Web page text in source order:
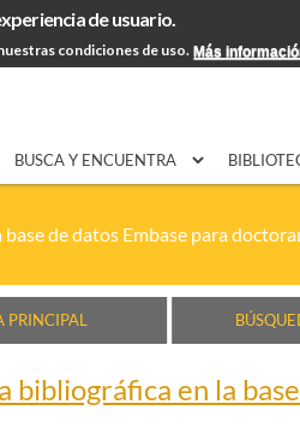
de usuario.
condiciones de uso. Más
EXPON@us.es
BUSCA Y ENCUENTRA
de datos Embase para
PRINCIPAL
bibliográfica en la